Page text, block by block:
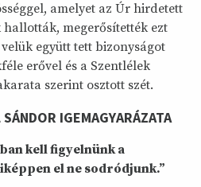
amelyet az Úr hirdetett
megerősítették ezt
együtt tett bizonyságot
erővel és a Szentlélek
szerint osztott szét.
IGEMAGYARÁZATA
kell figyelnünk a
el ne sodródjunk.”